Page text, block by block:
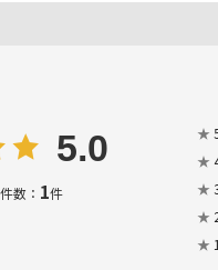
5.0
数： 1件
★
★
★
★
★